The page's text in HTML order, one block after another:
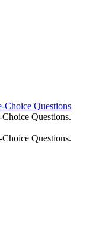
Choice Questions
Questions.
Questions.